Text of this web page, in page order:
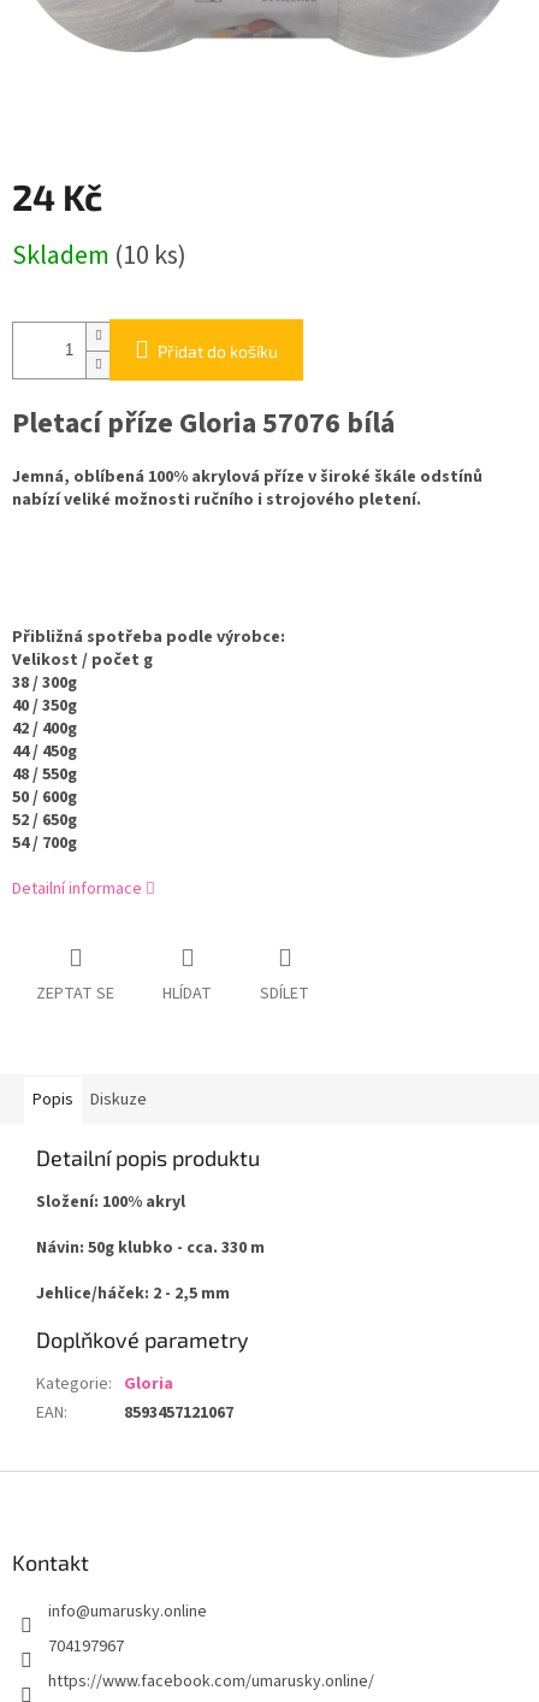
24 Kč
cena:
Skladem (10 ks)
Přidat do košíku
Pletací příze Gloria 57076 bílá
Jemná, oblíbená 100% akrylová příze v široké škále odstínů
nabízí veliké možnosti ručního i strojového pletení.
Přibližná spotřeba podle výrobce:
Velikost / počet g
38 / 300g
40 / 350g
42 / 400g
44 / 450g
48 / 550g
50 / 600g
52 / 650g
54 / 700g
Detailní informace
ZEPTAT SE HLÍDAT SDÍLET
Popis Diskuze
Detailní popis produktu
Složení: 100% akryl
Návin: 50g klubko - cca. 330 m
Jehlice/háček: 2 - 2,5 mm
Doplňkové parametry
Kategorie: Gloria
EAN: 8593457121067
Kontakt
info@umarusky.online
704197967
https://www.facebook.com/umarusky.online/